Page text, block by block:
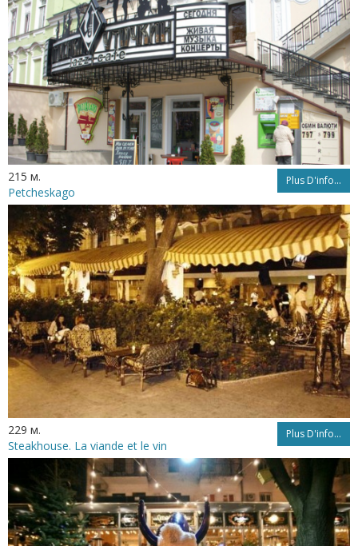
215 м. Plus D'info...
Petcheskago
229 м. Plus D'info...
Steakhouse. La viande et le vin